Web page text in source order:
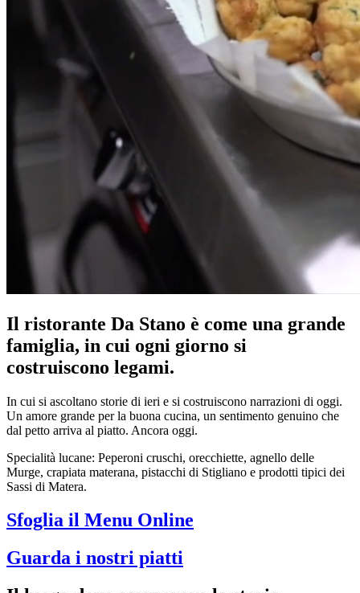
Il ristorante Da Stano è come una grande
famiglia, in cui ogni giorno si
costruiscono legami.
In cui si ascoltano storie di ieri e si costruiscono narrazioni di oggi.
Un amore grande per la buona cucina, un sentimento genuino che
dal petto arriva al piatto. Ancora oggi.
Specialità lucane: Peperoni cruschi, orecchiette, agnello delle
Murge, crapiata materana, pistacchi di Stigliano e prodotti tipici dei
Sassi di Matera.
Sfoglia il Menu Online
Guarda i nostri piatti